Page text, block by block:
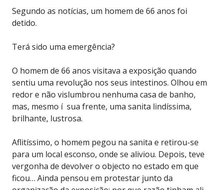
Segundo as notícias, um homem de 66 anos foi
detido.
Terá sido uma emergência?
O homem de 66 anos visitava a exposição quando
sentiu uma revolução nos seus intestinos. Olhou em
redor e não vislumbrou nenhuma casa de banho,
mas, mesmo í sua frente, uma sanita lindíssima,
brilhante, lustrosa.
Aflitíssimo, o homem pegou na sanita e retirou-se
para um local esconso, onde se aliviou. Depois, teve
vergonha de devolver o objecto no estado em que
ficou… Ainda pensou em protestar junto da